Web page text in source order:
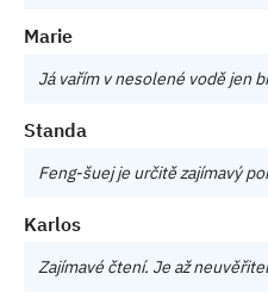
Marie
Já vařím v nesolené vodě jen
Standa
Feng-šuej je určitě zajímavý
Karlos
Zajímavé čtení. Je až